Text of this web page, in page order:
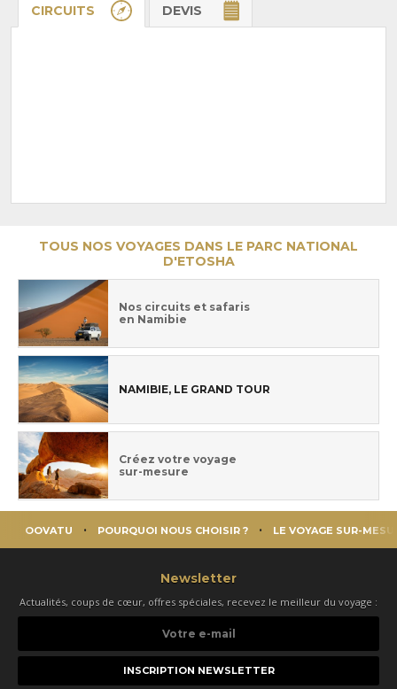
CIRCUITS DEVIS
TOUS NOS VOYAGES DANS LE PARC NATIONAL
D'ETOSHA
Nos circuits et safaris
en Namibie
NAMIBIE, LE GRAND TOUR
Créez votre voyage
sur-mesure
OOVATU POURQUOI NOUS CHOISIR ? LE VOYAGE SUR-
Newsletter
Actualités, coups de cœur, offres spéciales, recevez le meilleur du voyage :
e-